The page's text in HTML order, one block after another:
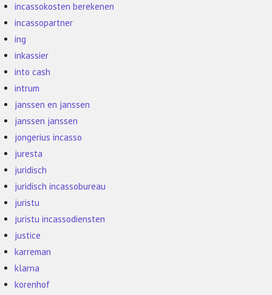
incassokosten berekenen
incassopartner
ing
inkassier
into cash
intrum
janssen en janssen
janssen janssen
jongerius incasso
juresta
juridisch
juridisch incassobureau
juristu
juristu incassodiensten
justice
karreman
klarna
korenhof